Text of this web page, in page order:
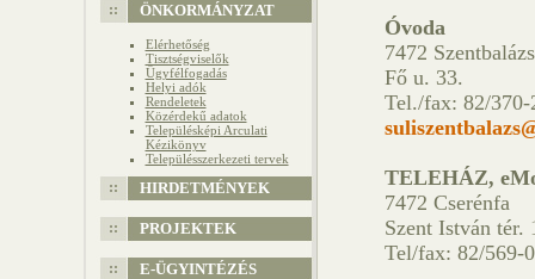
ÖNKORMÁNYZAT
Elérhetőség
Tisztségviselők
Ügyfélfogadás
Helyi adók
Rendeletek
Közérdekű adatok
Településképi Arculati
Kézikönyv
Településszerkezeti tervek
HIRDETMÉNYEK
PROJEKTEK
E-ÜGYINTÉZÉS
Óvoda
7472 Szentbalázs
Fő u. 33.
Tel./fax: 82/370-
TELEHÁZ,
7472 Cserénfa
Szent István tér.
Tel/fax: 82/569-